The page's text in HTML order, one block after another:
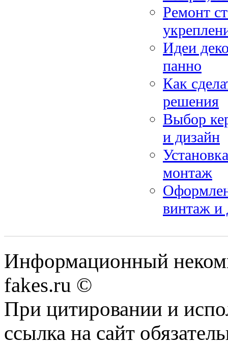
Ремонт
Идеи
панно
Как
решения
Выбор
и дизайн
монтаж
винтаж и
Информационный
fakes.ru ©
При цитировании и
ссылка на сайт